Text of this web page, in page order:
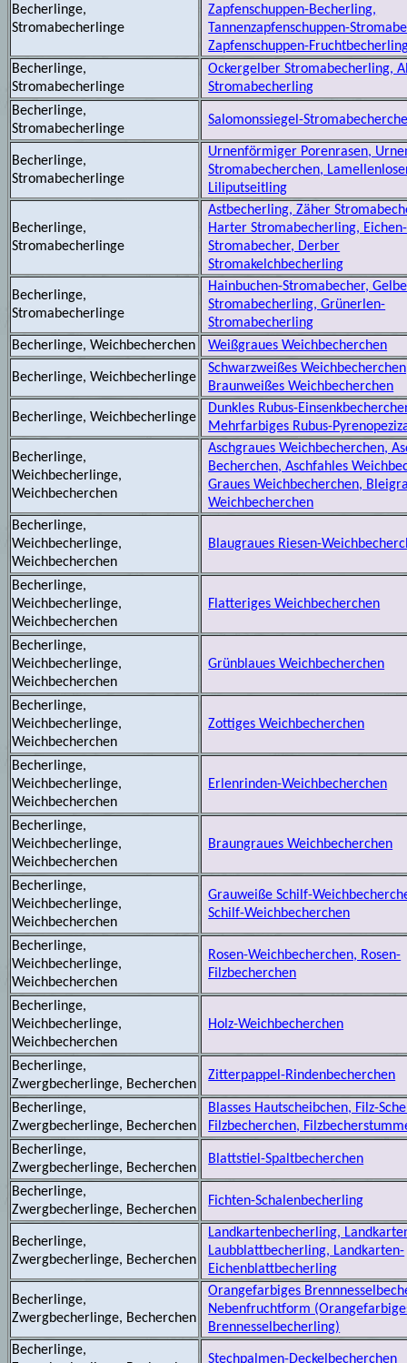
Becherlinge,
Stromabecherlinge
Zapfenschuppen-Becherling,
Tannenzapfenschuppen-
Zapfenschuppen-
Becherlinge,
Stromabecherlinge
Ockergelber Stromabecherling,
Stromabecherling
Becherlinge,
Stromabecherlinge
Salomonssiegel-
Becherlinge,
Stromabecherlinge
Urnenförmiger Porenrasen,
Stromabecherchen,
Liliputseitling
Becherlinge,
Stromabecherlinge
Astbecherling, Zäher
Harter Stromabecherling, Eichen-
Stromabecher, Derber
Stromakelchbecherling
Becherlinge,
Stromabecherlinge
Hainbuchen-Stromabecher,
Stromabecherling, Grünerlen-
Stromabecherling
Becherlinge, Weichbecherchen
Weißgraues Weichbecherchen
Becherlinge, Weichbecherlinge
Schwarzweißes
Braunweißes Weichbecherchen
Becherlinge, Weichbecherlinge
Dunkles Rubus-
Mehrfarbiges Rubus-
Becherlinge,
Weichbecherlinge,
Weichbecherchen
Aschgraues Weichbecherchen,
Becherchen, Aschfahles
Graues Weichbecherchen,
Weichbecherchen
Becherlinge,
Weichbecherlinge,
Weichbecherchen
Blaugraues Riesen-
Becherlinge,
Weichbecherlinge,
Weichbecherchen
Flatteriges Weichbecherchen
Becherlinge,
Weichbecherlinge,
Weichbecherchen
Grünblaues Weichbecherchen
Becherlinge,
Weichbecherlinge,
Weichbecherchen
Zottiges Weichbecherchen
Becherlinge,
Weichbecherlinge,
Weichbecherchen
Erlenrinden-Weichbecherchen
Becherlinge,
Weichbecherlinge,
Weichbecherchen
Braungraues Weichbecherchen
Becherlinge,
Weichbecherlinge,
Weichbecherchen
Grauweiße Schilf-
Schilf-Weichbecherchen
Becherlinge,
Weichbecherlinge,
Weichbecherchen
Rosen-Weichbecherchen, Rosen-
Filzbecherchen
Becherlinge,
Weichbecherlinge,
Weichbecherchen
Holz-Weichbecherchen
Becherlinge,
Zwergbecherlinge, Becherchen
Zitterpappel-Rindenbecherchen
Becherlinge,
Zwergbecherlinge, Becherchen
Blasses Hautscheibchen, Filz-
Filzbecherchen,
Becherlinge,
Zwergbecherlinge, Becherchen
Blattstiel-Spaltbecherchen
Becherlinge,
Zwergbecherlinge, Becherchen
Fichten-Schalenbecherling
Becherlinge,
Zwergbecherlinge, Becherchen
Landkartenbecherling,
Laubblattbecherling, Landkarten-
Eichenblattbecherling
Becherlinge,
Zwergbecherlinge, Becherchen
Orangefarbiges
Nebenfruchtform
Brennesselbecherling)
Becherlinge,
Stechpalmen-Deckelbecherchen